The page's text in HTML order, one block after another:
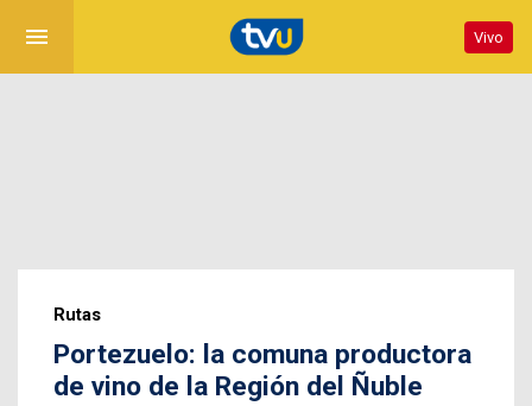
menu Vivo
Rutas
Portezuelo: la comuna productora
de vino de la Región del Ñuble